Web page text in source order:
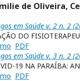
de Oliveira,
em Saúde v. 2 n. 2
DO
PDF
em Saúde v. 3 n. 2
19 NA PARAÍBA:
PDF